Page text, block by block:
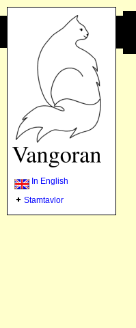
In English
Stamtavlor